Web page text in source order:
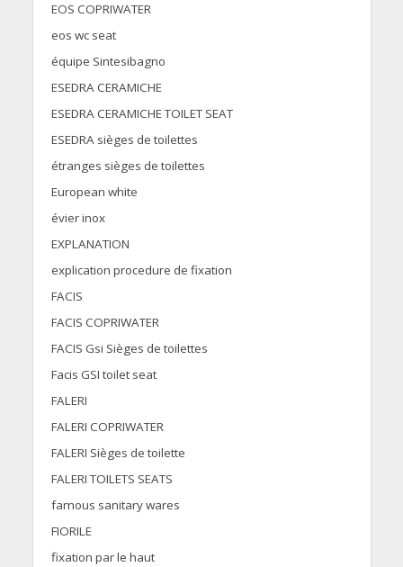
EOS COPRIWATER
eos wc seat
équipe Sintesibagno
ESEDRA CERAMICHE
ESEDRA CERAMICHE TOILET SEAT
ESEDRA sièges de toilettes
étranges sièges de toilettes
European white
évier inox
EXPLANATION
explication procedure de fixation
FACIS
FACIS COPRIWATER
FACIS Gsi Sièges de toilettes
Facis GSI toilet seat
FALERI
FALERI COPRIWATER
FALERI Sièges de toilette
FALERI TOILETS SEATS
famous sanitary wares
FIORILE
fixation par le haut